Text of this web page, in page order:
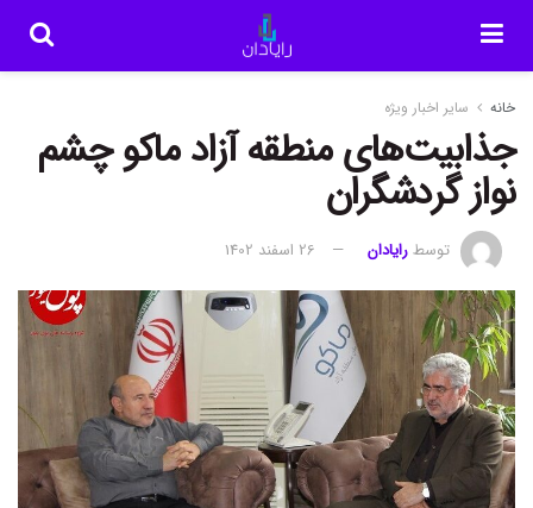
خانه سایر اخبار ویژه
جذابیت‌های منطقه آزاد ماکو چشم
نواز گردشگران
توسطرایادان 26 اسفند 1402